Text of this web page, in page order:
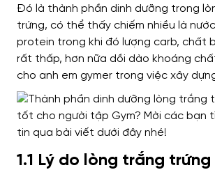
Đó là thành phần dinh dưỡng trong
trứng, có thể thấy chiếm nhiều là
protein trong khi đó lượng carb, chất
rất thấp, hơn nữa dồi dào khoáng
cho anh em gymer trong việc xây
1.1 Lý do lòng trắng